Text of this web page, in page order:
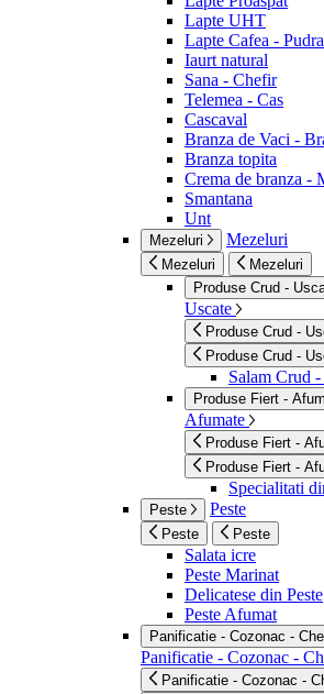
Lapte UHT
Lapte Cafea -
Iaurt natural
Sana - Chefir
Telemea - Cas
Cascaval
Branza de Vaci -
Branza topita
Crema de branza -
Smantana
Unt
Mezeluri Mezeluri
Mezeluri
Mezeluri
Produse Crud -
Uscate
Produse Crud -
Produse Crud -
Salam Crud
Produse Fiert -
Afumate
Produse Fiert -
Produse Fiert -
Specialitati
Peste Peste
Peste Peste
Salata icre
Peste Marinat
Delicatese din Peste
Peste Afumat
Panificatie - Cozonac -
Panificatie - Cozonac -
Panificatie - Cozonac -